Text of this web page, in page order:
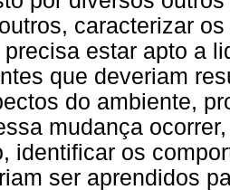
caracterizar
precisa estar apto a
que deveriam
do ambiente,
mudança
identificar os
ser aprendidos